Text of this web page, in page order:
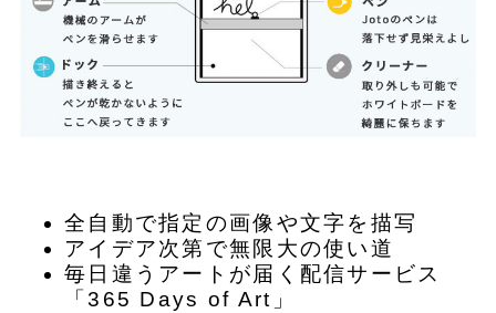
全自動で指定の画像や文字を描写
アイデア次第で無限大の使い道
毎日違うアートが届く配信サービス
「365 Days of Art」